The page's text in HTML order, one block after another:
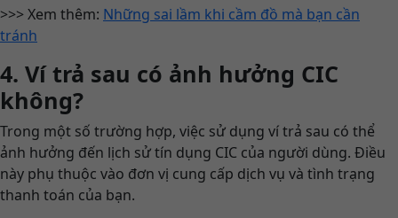
>>> Xem thêm: Những sai lầm khi cầm đồ mà bạn cần
tránh
4. Ví trả sau có ảnh hưởng CIC
không?
Trong một số trường hợp, việc sử dụng ví trả sau có thể
ảnh hưởng đến lịch sử tín dụng CIC của người dùng. Điều
này phụ thuộc vào đơn vị cung cấp dịch vụ và tình trạng
thanh toán của bạn.